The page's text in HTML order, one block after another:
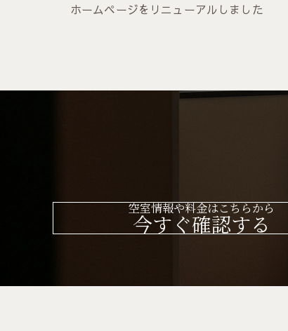
ホームページをリニューアルしました
空室情報や料金はこちらから
今すぐ確認する